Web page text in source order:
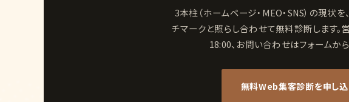
3本柱（ホームページ・MEO・SNS）の現状
チマークと照らし合わせて無料診断します。
18:00、お問い合わせはフォームから
無料Web集客診断を申し